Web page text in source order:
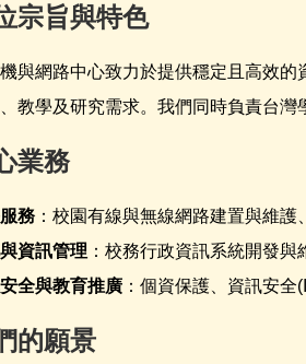
宗旨與特色
與網路中心致力於提供穩定且高效
教學及研究需求。我們同時負責台灣
業務
務 ：校園有線與無線網路建置與維
資訊管理 ：校務行政資訊系統開發
全與教育推廣 ：個資保護、資訊安
的願景